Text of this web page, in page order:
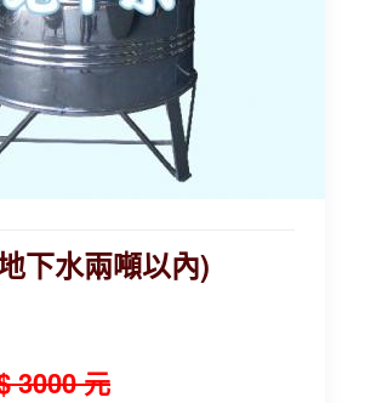
下水兩噸以內)
3000 元